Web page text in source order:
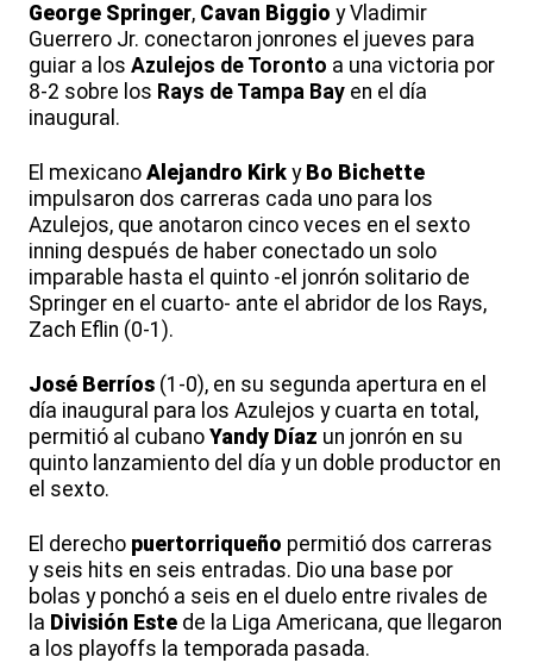
George Springer, Cavan Biggio y Vladimir
Guerrero Jr. conectaron jonrones el jueves para
guiar a los Azulejos de Toronto a una victoria por
8-2 sobre los Rays de Tampa Bay en el día
inaugural.
El mexicano Alejandro Kirk y Bo Bichette
impulsaron dos carreras cada uno para los
Azulejos, que anotaron cinco veces en el sexto
inning después de haber conectado un solo
imparable hasta el quinto -el jonrón solitario de
Springer en el cuarto- ante el abridor de los Rays,
Zach Eflin (0-1).
José Berríos (1-0), en su segunda apertura en el
día inaugural para los Azulejos y cuarta en total,
permitió al cubano Yandy Díaz un jonrón en su
quinto lanzamiento del día y un doble productor en
el sexto.
El derecho puertorriqueño permitió dos carreras
y seis hits en seis entradas. Dio una base por
bolas y ponchó a seis en el duelo entre rivales de
la División Este de la Liga Americana, que llegaron
a los playoffs la temporada pasada.